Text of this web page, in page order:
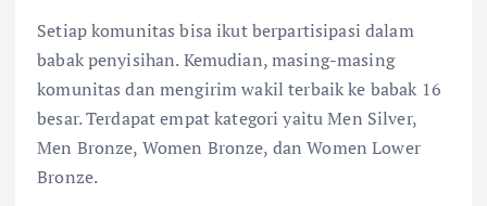
Setiap komunitas bisa ikut berpartisipasi dalam
babak penyisihan. Kemudian, masing-masing
komunitas dan mengirim wakil terbaik ke babak 16
besar. Terdapat empat kategori yaitu Men Silver,
Men Bronze, Women Bronze, dan Women Lower
Bronze.